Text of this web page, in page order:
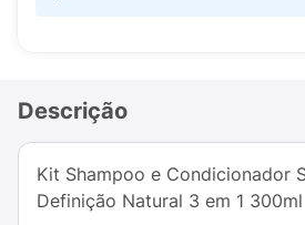
Descrição
Kit Shampoo e Condicionador
Definição Natural 3 em 1 300ml